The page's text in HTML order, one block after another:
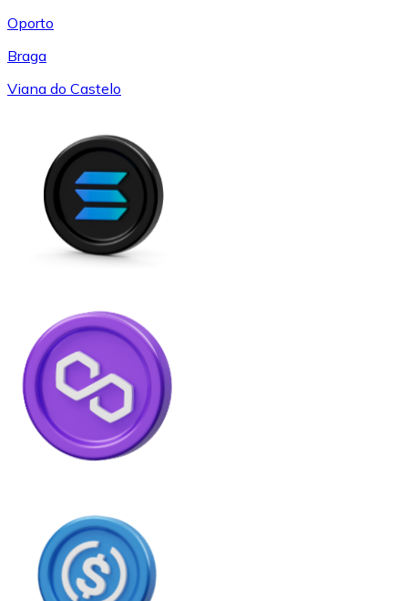
Oporto
Braga
Viana do Castelo